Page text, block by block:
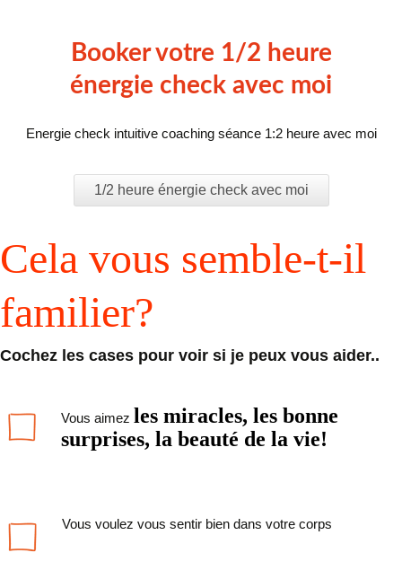
Booker votre 1/2 heure
énergie check avec moi
Energie check intuitive coaching séance 1:2 heure avec moi
1/2 heure énergie check avec moi
Cela vous semble-t-il
familier?
Cochez les cases pour voir si je peux vous aider..
Vous aimez les miracles, les bonne
surprises, la beauté de la vie!
Vous voulez vous sentir bien dans votre corps